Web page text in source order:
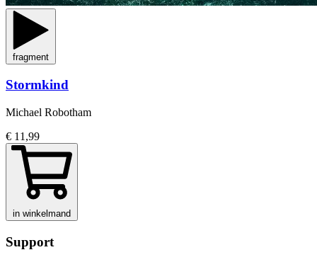
fragment
Stormkind
Michael Robotham
€ 11,99
in winkelmand
Support